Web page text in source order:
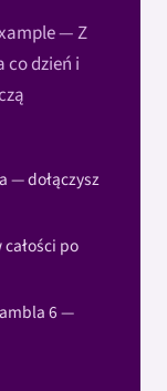
— Z
co dzień i
— dołączysz
po
6 —